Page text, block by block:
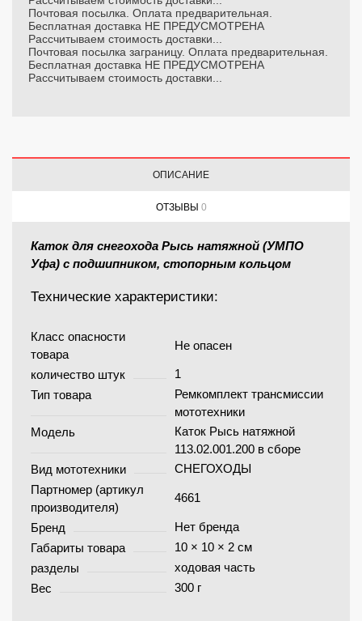
Почтовая посылка. Оплата предварительная.
Бесплатная доставка НЕ ПРЕДУСМОТРЕНА
Рассчитываем стоимость доставки...
Почтовая посылка заграницу. Оплата предварительная.
Бесплатная доставка НЕ ПРЕДУСМОТРЕНА
Рассчитываем стоимость доставки...
ОПИСАНИЕ
ОТЗЫВЫ 0
Каток для снегохода Рысь натяжной (УМПО
Уфа) с подшипником, стопорным кольцом
Технические характеристики:
Класс опасности
товара
Не опасен
количество штук
1
Тип товара
Ремкомплект трансмиссии
мототехники
Модель
Каток Рысь натяжной
113.02.001.200 в сборе
Вид мототехники
СНЕГОХОДЫ
Партномер (артикул
производителя)
4661
Бренд
Нет бренда
Габариты товара
10 × 10 × 2 см
разделы
ходовая часть
Вес
300 г